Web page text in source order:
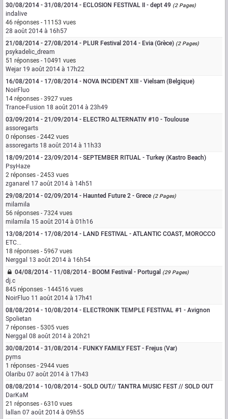
30/08/2014 - 31/08/2014 - ECLOSION FESTIVAL II - dept 49 (2 Pages)
indalive
46 réponses - 11153 vues
28 août 2014 à 16h57
21/08/2014 - 27/08/2014 - PLUR Festival 2014 - Evia (Grèce) (2 Pages)
psykadelic_dream
51 réponses - 10491 vues
Wejar 19 août 2014 à 17h22
16/08/2014 - 17/08/2014 - NOVA INCIDENT XIII - Vielsam (Belgique)
NoirFluo
14 réponses - 3927 vues
Trance-Fusion 18 août 2014 à 23h49
03/09/2014 - 21/09/2014 - ELECTRO ALTERNATIV #10 - Toulouse
assoregarts
0 réponses - 2442 vues
assoregarts 18 août 2014 à 11h33
18/09/2014 - 23/09/2014 - SEPTEMBER RITUAL - Turkey (Kastro Beach)
PsyHaze
2 réponses - 2453 vues
zganarel 17 août 2014 à 14h51
29/08/2014 - 02/09/2014 - Haunted Future 2 - Grece (2 Pages)
milamila
56 réponses - 7324 vues
milamila 15 août 2014 à 01h16
13/08/2014 - 17/08/2014 - LAND FESTIVAL - ATLANTIC COAST, MOROCCO
ETC...
18 réponses - 5967 vues
Nerggal 13 août 2014 à 16h54
04/08/2014 - 11/08/2014 - BOOM Festival - Portugal (29 Pages)
dj.c
845 réponses - 144516 vues
NoirFluo 11 août 2014 à 17h41
08/08/2014 - 10/08/2014 - ELECTRONIK TEMPLE FESTIVAL #1 - Avignon
Spolietan
7 réponses - 5305 vues
Nerggal 08 août 2014 à 20h21
30/08/2014 - 31/08/2014 - FUNKY FAMILY FEST - Frejus (Var)
pyms
1 réponses - 2944 vues
Olaribu 07 août 2014 à 17h43
08/08/2014 - 10/08/2014 - SOLD OUT// TANTRA MUSIC FEST // SOLD OUT
DarKaM
21 réponses - 6310 vues
lallan 07 août 2014 à 09h55